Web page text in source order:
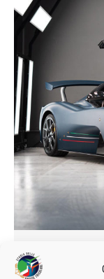
La
le Frecce